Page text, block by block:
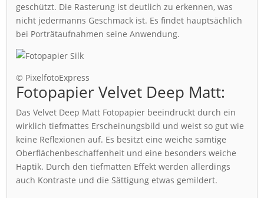
geschützt. Die Rasterung ist deutlich zu erkennen, was
nicht jedermanns Geschmack ist. Es findet hauptsächlich
bei Porträtaufnahmen seine Anwendung.
© PixelfotoExpress
Fotopapier Velvet Deep Matt:
Das Velvet Deep Matt Fotopapier beeindruckt durch ein
wirklich tiefmattes Erscheinungsbild und weist so gut wie
keine Reflexionen auf. Es besitzt eine weiche samtige
Oberflächenbeschaffenheit und eine besonders weiche
Haptik. Durch den tiefmatten Effekt werden allerdings
auch Kontraste und die Sättigung etwas gemildert.